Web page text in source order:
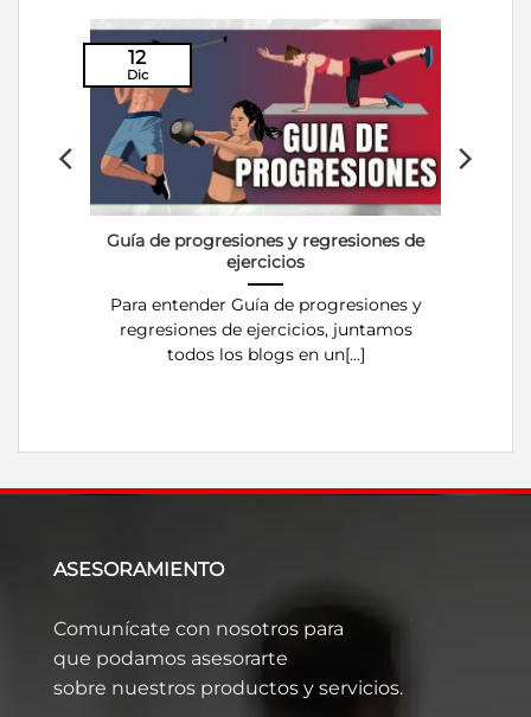
Guía de progresiones y regresiones de
ejercicios
Para entender Guía de progresiones y
regresiones de ejercicios, juntamos
todos los blogs en un[...]
12
Dic
ASESORAMIENTO
Comunícate con nosotros para
que podamos asesorarte
sobre nuestros productos y servicios.